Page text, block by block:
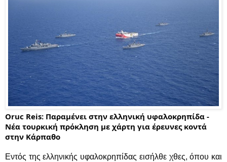
Oruc Reis: Παραμένει στην ελληνική υφαλοκρηπίδα -
Νέα τουρκική πρόκληση με χάρτη για έρευνες κοντά
στην Κάρπαθο
Εντός της ελληνικής υφαλοκρηπίδας εισήλθε χθες, όπου και